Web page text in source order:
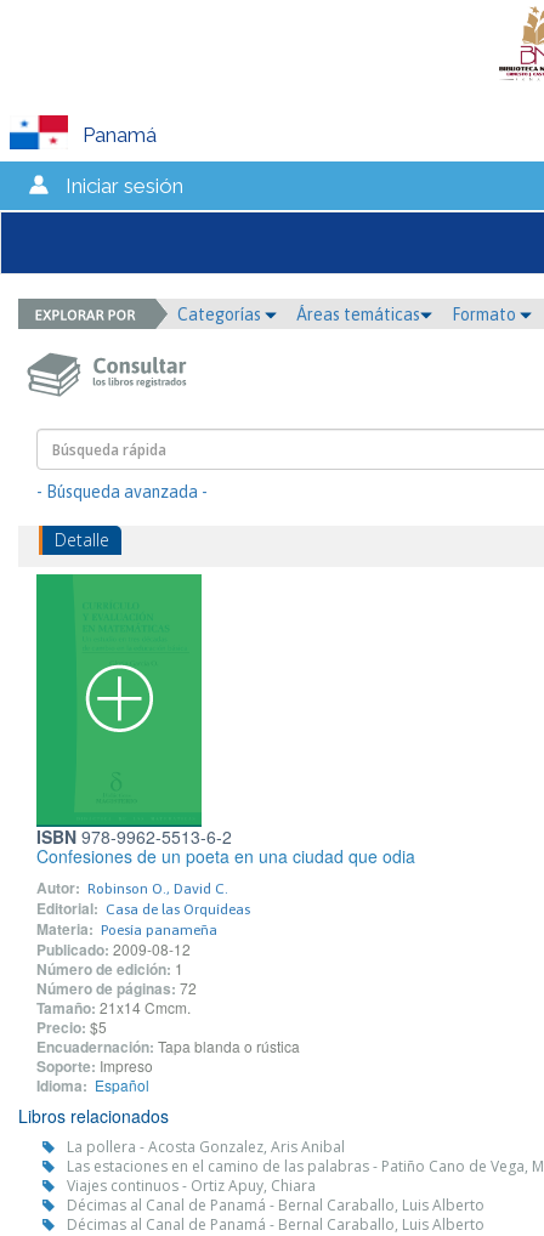
Panamá
Iniciar sesión
Categorías Áreas temáticas Formato
- Búsqueda avanzada -
Detalle
ISBN 978-9962-5513-6-2
Confesiones de un poeta en una ciudad que odia
Autor: Robinson O., David C.
Editorial: Casa de las Orquídeas
Materia: Poesía panameña
Publicado: 2009-08-12
Número de edición: 1
Número de páginas: 72
Tamaño: 21x14 Cmcm.
Precio: $5
Encuadernación: Tapa blanda o rústica
Soporte: Impreso
Idioma: Español
Libros relacionados
La pollera - Acosta Gonzalez, Aris Anibal
Las estaciones en el camino de las palabras - Patiño Cano de Vega,
Viajes continuos - Ortiz Apuy, Chiara
Décimas al Canal de Panamá - Bernal Caraballo, Luis Alberto
Décimas al Canal de Panamá - Bernal Caraballo, Luis Alberto